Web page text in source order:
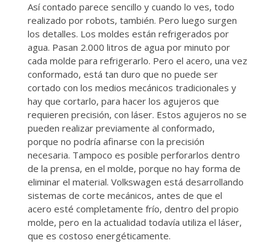
Así contado parece sencillo y cuando lo ves, todo
realizado por robots, también. Pero luego surgen
los detalles. Los moldes están refrigerados por
agua. Pasan 2.000 litros de agua por minuto por
cada molde para refrigerarlo. Pero el acero, una vez
conformado, está tan duro que no puede ser
cortado con los medios mecánicos tradicionales y
hay que cortarlo, para hacer los agujeros que
requieren precisión, con láser. Estos agujeros no se
pueden realizar previamente al conformado,
porque no podría afinarse con la precisión
necesaria. Tampoco es posible perforarlos dentro
de la prensa, en el molde, porque no hay forma de
eliminar el material. Volkswagen está desarrollando
sistemas de corte mecánicos, antes de que el
acero esté completamente frío, dentro del propio
molde, pero en la actualidad todavía utiliza el láser,
que es costoso energéticamente.